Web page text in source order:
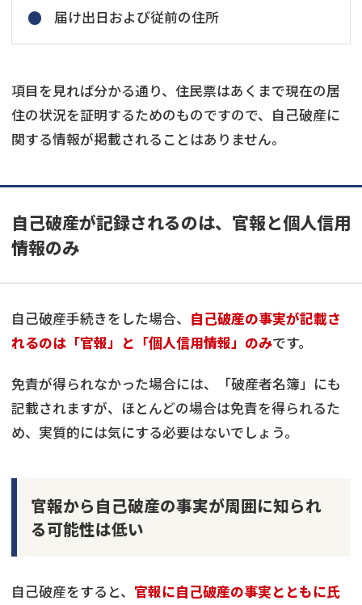
届け出日および従前の住所
項目を見れば分かる通り、住民票はあくまで現在の居
住の状況を証明するためのものですので、自己破産に
関する情報が掲載されることはありません。
自己破産が記録されるのは、官報と個人信用
情報のみ
自己破産手続きをした場合、 自己破産の事実が記載さ
れるのは「官報」と「個人信用情報」のみです。
免責が得られなかった場合には、「破産者名簿」にも
記載されますが、ほとんどの場合は免責を得られるた
め、実質的には気にする必要はないでしょう。
官報から自己破産の事実が周囲に知られ
る可能性は低い
自己破産をすると、 官報に自己破産の事実とともに氏